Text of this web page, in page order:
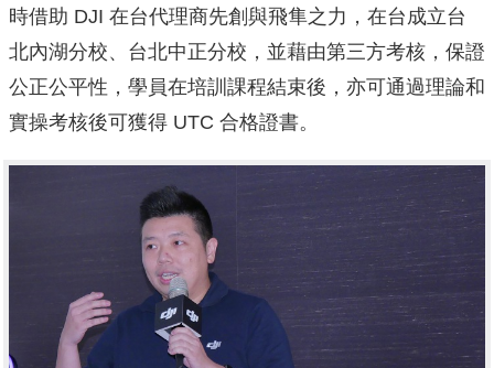
時借助 DJI 在台代理商先創與飛隼之力，在台成立台
北內湖分校、台北中正分校，並藉由第三方考核，保證
公正公平性，學員在培訓課程結束後，亦可通過理論和
實操考核後可獲得 UTC 合格證書。